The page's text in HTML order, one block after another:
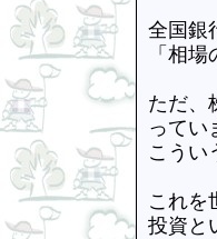
全国銀
「相
ただ、
ってい
こうい
これを
投資と